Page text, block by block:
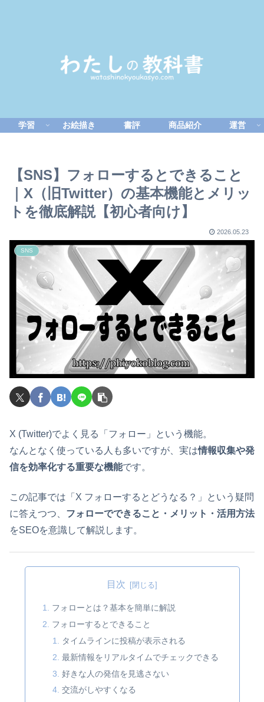
学習 お絵描き 書評 商品紹介 運営
【SNS】フォローするとできること
｜X（旧Twitter）の基本機能とメリッ
トを徹底解説【初心者向け】
2026.05.23
SNS
X (Twitter)でよく見る「フォロー」という機能。
なんとなく使っている人も多いですが、実は情報収集や発
信を効率化する重要な機能です。
この記事では「X フォローするとどうなる？」という疑問
に答えつつ、 フォローでできること・メリット・活用方法
をSEOを意識して解説します。
目次
フォローとは？基本を簡単に解説
フォローするとできること
タイムラインに投稿が表示される
最新情報をリアルタイムでチェックできる
好きな人の発信を見逃さない
交流がしやすくなる